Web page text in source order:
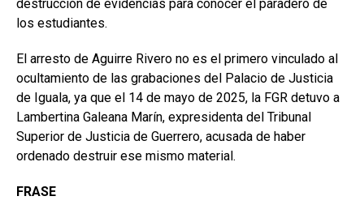
destrucción de evidencias para conocer el paradero de
los estudiantes.
El arresto de Aguirre Rivero no es el primero vinculado al
ocultamiento de las grabaciones del Palacio de Justicia
de Iguala, ya que el 14 de mayo de 2025, la FGR detuvo a
Lambertina Galeana Marín, expresidenta del Tribunal
Superior de Justicia de Guerrero, acusada de haber
ordenado destruir ese mismo material.
FRASE